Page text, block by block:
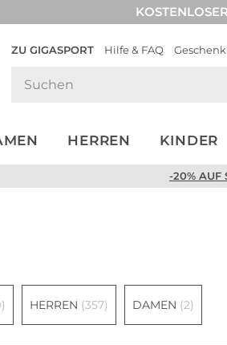
ZU GIGASPORT Hilfe & FAQ
HERREN KINDER
-20% AUF
HERREN (357) DAMEN (2)